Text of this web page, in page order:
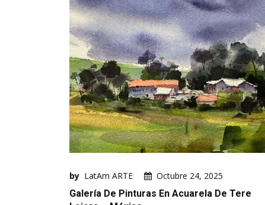
by LatAm ARTE
Octubre 24, 2025
Galería De Pinturas En Acuarela De Tere